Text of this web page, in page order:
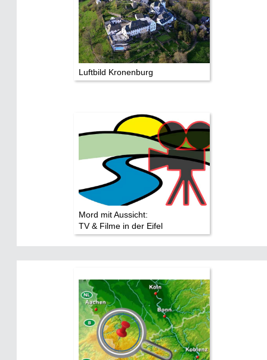
Luftbild Kronenburg
Mord mit Aussicht:
TV & Filme in der Eifel